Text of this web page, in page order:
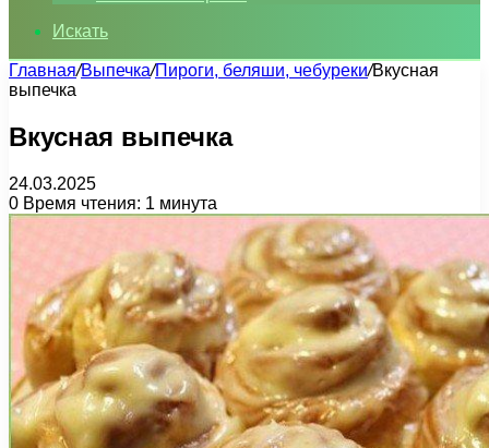
Искать
Главная/Выпечка/Пироги, беляши, чебуреки/Вкусная
выпечка
Вкусная выпечка
24.03.2025
0 Время чтения: 1 минута